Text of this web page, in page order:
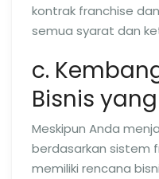
kontrak franchise
semua syarat dan
c.
Bisnis
Meskipun Anda
berdasarkan sistem
memiliki rencana